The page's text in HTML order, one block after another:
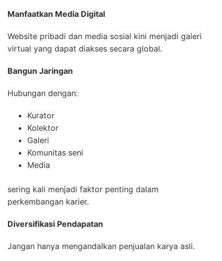
Manfaatkan Media Digital
Website pribadi dan media sosial kini menjadi galeri
virtual yang dapat diakses secara global.
Bangun Jaringan
Hubungan dengan:
Kurator
Kolektor
Galeri
Komunitas seni
Media
sering kali menjadi faktor penting dalam
perkembangan karier.
Diversifikasi Pendapatan
Jangan hanya mengandalkan penjualan karya asli.